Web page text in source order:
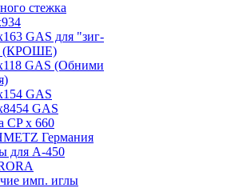
стежка
GAS для "зиг-
(КРОШЕ)
GAS (Обними
GAS
GAS
CP х 660
Германия
для А-450
имп. иглы